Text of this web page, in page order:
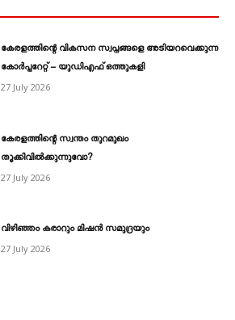
കേരളത്തിന്റെ വികസന സ്വപ്നങ്ങളെ അടിയറവെക്കുന്ന
കോർപ്പറേറ്റ് – യുഡിഎഫ് ഒത്തുകളി
27 July 2026
കേരളത്തിന്റെ സ്വന്തം തുറമുഖം
തൂക്കിവിൽക്കുന്നുവോ?
27 July 2026
വിഴിഞ്ഞം കരാറും മിഷൻ സമുദ്രയും
27 July 2026